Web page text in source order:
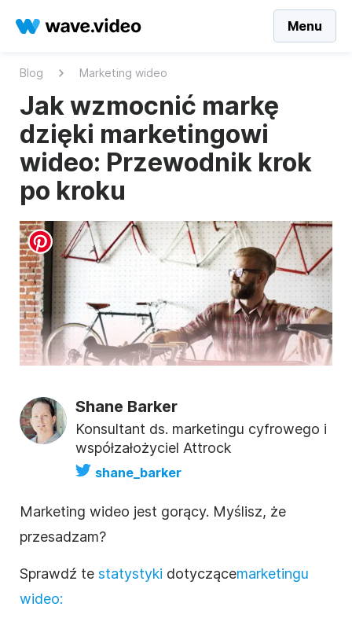
Menu
Blog Marketing wideo
Jak wzmocnić markę
dzięki marketingowi
wideo: Przewodnik krok
po kroku
Shane Barker
Konsultant ds. marketingu cyfrowego i
współzałożyciel Attrock
shane_barker
Marketing wideo jest gorący. Myślisz, że
przesadzam?
Sprawdź te statystyki dotyczącemarketingu
wideo: